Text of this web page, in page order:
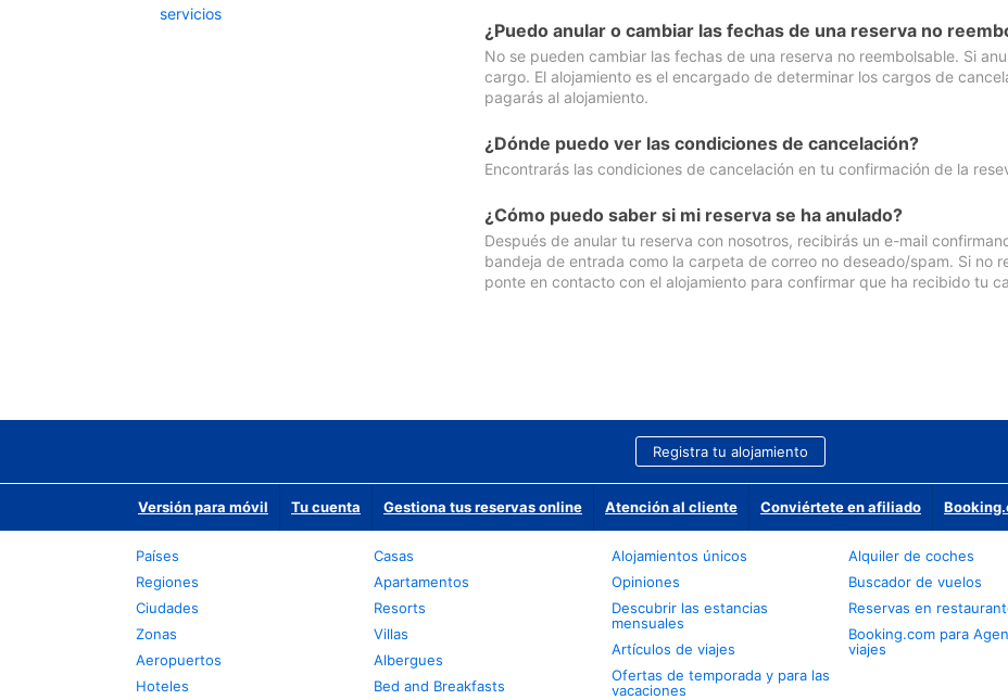
servicios
¿Puedo anular o cambiar las fechas de una reserva no
No se pueden cambiar las fechas de una reserva no reembolsable. Si
cargo. El alojamiento es el encargado de determinar los cargos de
pagarás al alojamiento.
¿Dónde puedo ver las condiciones de cancelación?
Encontrarás las condiciones de cancelación en tu confirmación de la
¿Cómo puedo saber si mi reserva se ha anulado?
Después de anular tu reserva con nosotros, recibirás un e-mail
bandeja de entrada como la carpeta de correo no deseado/spam. Si no
ponte en contacto con el alojamiento para confirmar que ha recibido tu
Registra tu alojamiento
Versión para móvil Tu cuenta Gestiona tus reservas online Atención al cliente Conviértete en afiliado
Países
Regiones
Ciudades
Zonas
Aeropuertos
Hoteles
Casas
Apartamentos
Resorts
Villas
Albergues
Bed and Breakfasts
Alojamientos únicos
Opiniones
Descubrir las estancias
mensuales
Artículos de viajes
Ofertas de temporada y para las
vacaciones
Alquiler de coches
Buscador de vuelos
Reservas en
Booking.com para
viajes